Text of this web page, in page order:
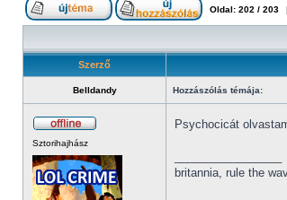
Oldal: 202 / 203
Szerző
Belldandy Hozzászólás témája:
Sztorihajhász
Psychocicát
britannia, rule the